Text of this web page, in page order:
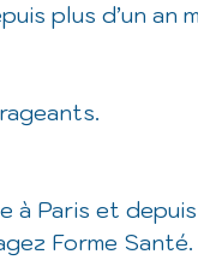
plus d’un an
à Paris et
Forme